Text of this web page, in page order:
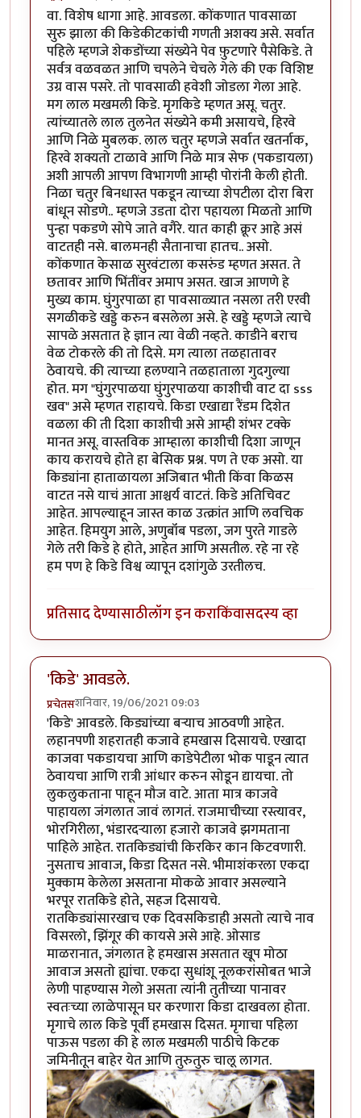
वा. विशेष धागा आहे. आवडला. कोंकणात पावसाळा
सुरु झाला की किडेकीटकांची गणती अशक्य असे. सर्वात
पहिले म्हणजे शेकडोंच्या संख्येने पेव फ़ुटणारे पैसेकिडे. ते
सर्वत्र वळवळत आणि चपलेने चेचले गेले की एक विशिष्ट
उग्र वास पसरे. तो पावसाळी हवेशी जोडला गेला आहे.
मग लाल मखमली किडे. मृगकिडे म्हणत असू. चतुर.
त्यांच्यातले लाल तुलनेत संख्येने कमी असायचे, हिरवे
आणि निळे मुबलक. लाल चतुर म्हणजे सर्वात खतर्नाक,
हिरवे शक्यतो टाळावे आणि निळे मात्र सेफ (पकडायला)
अशी आपली आपण विभागणी आम्ही पोरांनी केली होती.
निळा चतुर बिनधास्त पकडून त्याच्या शेपटीला दोरा बिरा
बांधून सोडणे.. म्हणजे उडता दोरा पहायला मिळतो आणि
पुन्हा पकडणे सोपे जाते वगैरे. यात काही क्रूर आहे असं
वाटतही नसे. बालमनही सैतानाचा हातच.. असो.
कोंकणात केसाळ सुरवंटाला कसरुंड म्हणत असत. ते
छतावर आणि भिंतींवर अमाप असत. खाज आणणे हे
मुख्य काम. घुंगुरपाळा हा पावसाळ्यात नसला तरी एरवी
सगळीकडे खड्डे करुन बसलेला असे. हे खड्डे म्हणजे त्याचे
सापळे असतात हे ज्ञान त्या वेळी नव्हते. काडीने बराच
वेळ टोकरले की तो दिसे. मग त्याला तळहातावर
ठेवायचे. की त्याच्या हलण्याने तळहाताला गुदगुल्या
होत. मग "घुंगुरपाळया घुंगुरपाळया काशीची वाट दा sss
खव" असे म्हणत राहायचे. किडा एखाद्या रैंडम दिशेत
वळला की ती दिशा काशीची असे आम्ही शंभर टक्के
मानत असू. वास्तविक आम्हाला काशीची दिशा जाणून
काय करायचे होते हा बेसिक प्रश्न. पण ते एक असो. या
किड्यांना हाताळायला अजिबात भीती किंवा किळस
वाटत नसे याचं आता आश्चर्य वाटतं. किडे अतिचिवट
आहेत. आपल्याहून जास्त काळ उत्क्रांत आणि लवचिक
आहेत. हिमयुग आले, अणुबॉंब पडला, जग पुरते गाडले
गेले तरी किडे हे होते, आहेत आणि असतील. रहे ना रहे
हम पण हे किडे विश्व व्यापून दशांगुळे उरतीलच.
प्रतिसाद देण्यासाठीलॉग इन कराकिंवासदस्य व्हा
'किडे' आवडले.
प्रचेतसशनिवार, 19/06/2021 09:03
'किडे' आवडले. किड्यांच्या बर्‍याच आठवणी आहेत.
लहानपणी शहरातही कजावे हमखास दिसायचे. एखादा
काजवा पकडायचा आणि काडेपेटीला भोक पाडून त्यात
ठेवायचा आणि रात्री आंधार करुन सोडून द्यायचा. तो
लुकलुकताना पाहून मौज वाटे. आता मात्र काजवे
पाहायला जंगलात जावं लागतं. राजमाचीच्या रस्त्यावर,
भोरगिरीला, भंडारदर्‍याला हजारो काजवे झगमताना
पाहिले आहेत. रातकिड्यांची किरकिर कान किटवणारी.
नुसताच आवाज, किडा दिसत नसे. भीमाशंकरला एकदा
मुक्काम केलेला असताना मोकळे आवार असल्याने
भरपूर रातकिडे होते, सहज दिसायचे.
रातकिड्यांसारखाच एक दिवसकिडाही असतो त्याचे नाव
विसरलो, झिंगूर की कायसे असे आहे. ओसाड
माळरानात, जंगलात हे हमखास असतात खूप मोठा
आवाज असतो ह्यांचा. एकदा सुधांशू नूलकरांसोबत भाजे
लेणी पाहण्यास गेलो असता त्यांनी तुतीच्या पानावर
स्वतःच्या लाळेपासून घर करणारा किडा दाखवला होता.
मृगाचे लाल किडे पूर्वी हमखास दिसत. मृगाचा पहिला
पाऊस पडला की हे लाल मखमली पाठीचे किटक
जमिनीतून बाहेर येत आणि तुरुतुरु चालू लागत.